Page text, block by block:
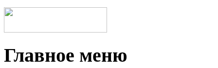
Главное меню